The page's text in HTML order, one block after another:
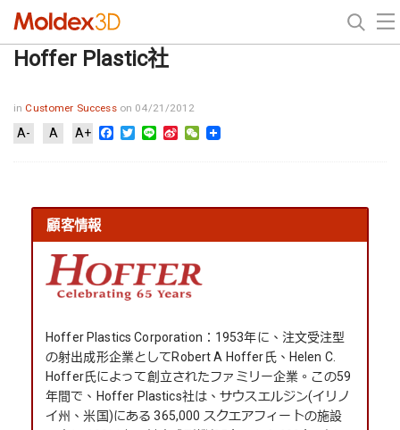
Hoffer Plastic社
in Customer Success on 04/21/2012
A- A A+ Facebook
Twitter
Line Sina WeChat
顧客情報
Hoffer Plastics Corporation：1953年に、注文受注型
の射出成形企業としてRobert A Hoffer氏、Helen C.
Hoffer氏によって創立されたファミリー企業。この59
年間で、Hoffer Plastics社は、サウスエルジン(イリノ
イ州、米国)にある 365,000 スクエアフィートの施設